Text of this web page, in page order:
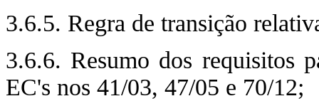
3.6.5. Regra de transição
3.6.6. Resumo dos requisitos
EC's nos 41/03, 47/05 e 70/12;